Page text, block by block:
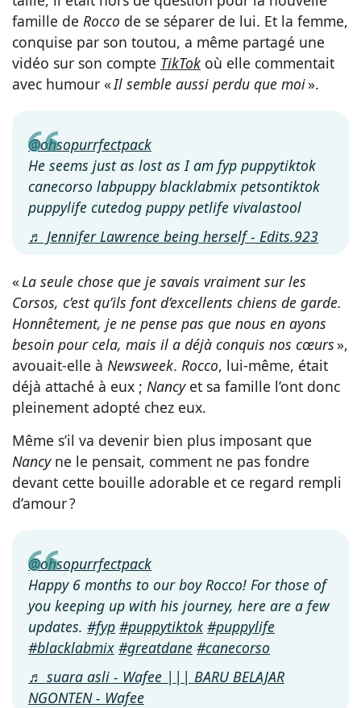
famille de Rocco de se séparer de lui. Et la femme,
conquise par son toutou, a même partagé une
vidéo sur son compte TikTok où elle commentait
avec humour « Il semble aussi perdu que moi».
@ohsopurrfectpack
He seems just as lost as I am fyp puppytiktok
canecorso labpuppy blacklabmix petsontiktok
puppylife cutedog puppy petlife vivalastool
♬ Jennifer Lawrence being herself - Edits.923
« La seule chose que je savais vraiment sur les
Corsos, c’est qu’ils font d’excellents chiens de garde.
Honnêtement, je ne pense pas que nous en ayons
besoin pour cela, mais il a déjà conquis nos cœurs »,
avouait-elle à Newsweek. Rocco, lui-même, était
déjà attaché à eux ; Nancyet sa famille l’ont donc
pleinement adopté chez eux.
Même s’il va devenir bien plus imposant que
Nancyne le pensait, comment ne pas fondre
devant cette bouille adorable et ce regard rempli
d’amour ?
@ohsopurrfectpack
Happy 6 months to our boy Rocco! For those of
you keeping up with his journey, here are a few
updates. #fyp #puppytiktok #puppylife
#blacklabmix #greatdane #canecorso
♬ suara asli - Wafee ||| BARU BELAJAR
NGONTEN - Wafee